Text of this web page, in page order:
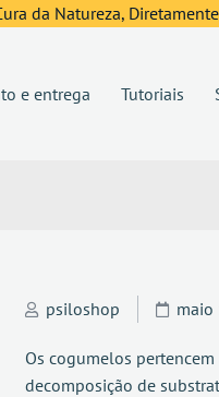
da Natureza,
e entrega Tutoriais
psiloshop maio
Os cogumelos
decomposição de